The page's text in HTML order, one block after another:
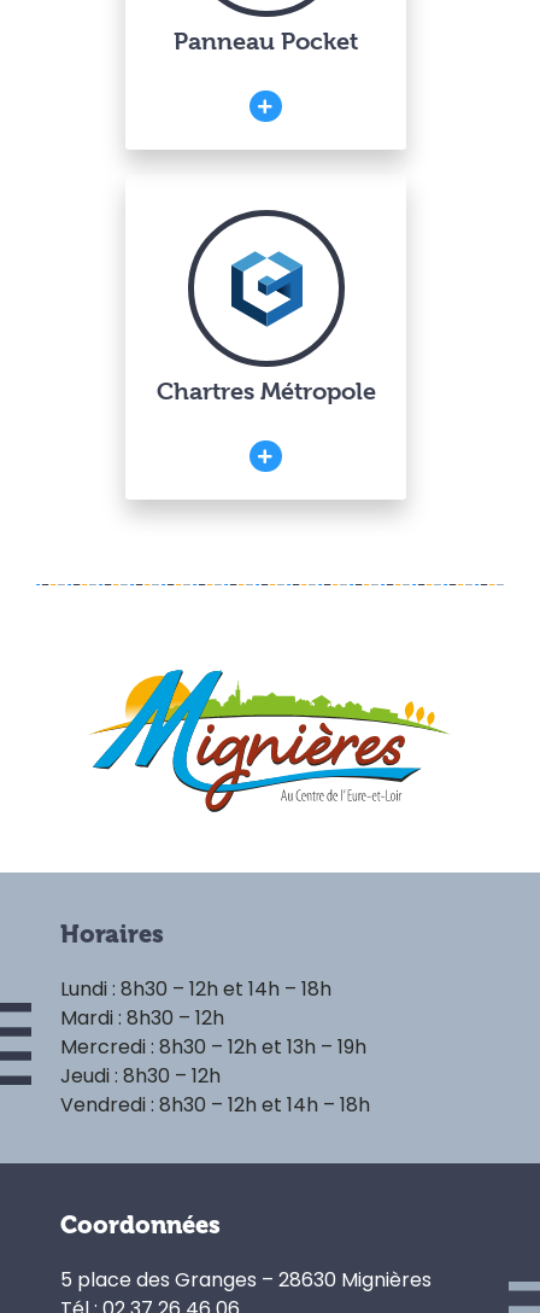
Panneau Pocket
Chartres Métropole
Horaires
Lundi : 8h30 – 12h et 14h – 18h
Mardi : 8h30 – 12h
Mercredi : 8h30 – 12h et 13h – 19h
Jeudi : 8h30 – 12h
Vendredi : 8h30 – 12h et 14h – 18h
Coordonnées
5 place des Granges – 28630 Mignières